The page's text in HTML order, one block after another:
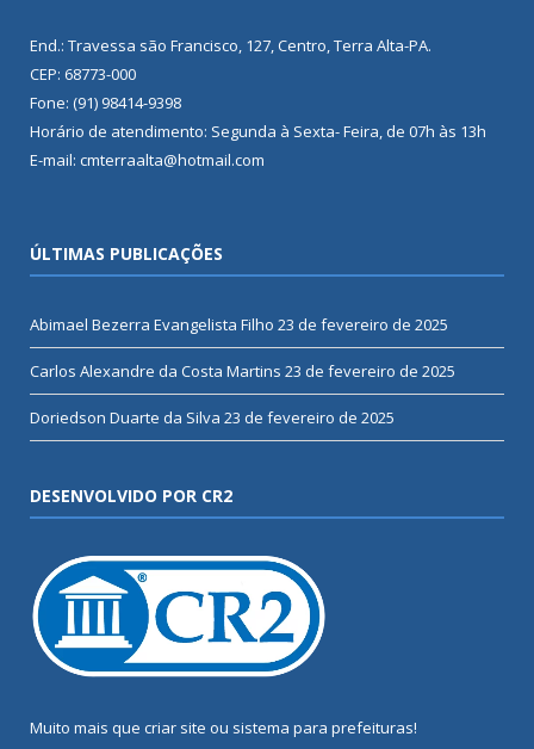
End.: Travessa são Francisco, 127, Centro, Terra Alta-PA.
CEP: 68773-000
Fone: (91) 98414-9398
Horário de atendimento: Segunda à Sexta- Feira, de 07h às 13h
E-mail: cmterraalta@hotmail.com
ÚLTIMAS PUBLICAÇÕES
Abimael Bezerra Evangelista Filho 23 de fevereiro de 2025
Carlos Alexandre da Costa Martins 23 de fevereiro de 2025
Doriedson Duarte da Silva 23 de fevereiro de 2025
DESENVOLVIDO POR CR2
Muito mais que criar site ou sistema para prefeituras!